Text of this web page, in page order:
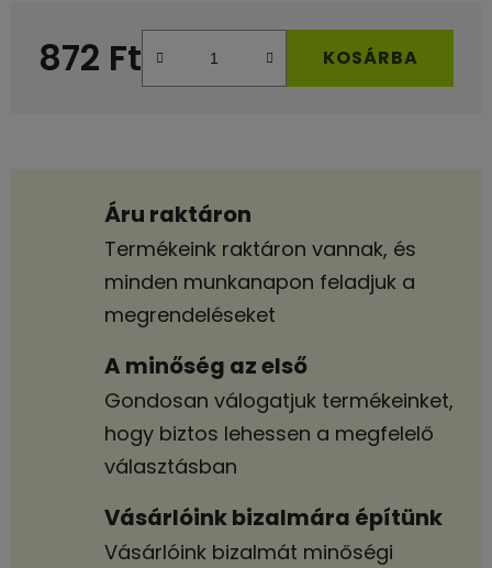
872 Ft KOSÁRBA
Áru raktáron
Termékeink raktáron vannak, és
minden munkanapon feladjuk a
megrendeléseket
A minőség az első
Gondosan válogatjuk termékeinket,
hogy biztos lehessen a megfelelő
választásban
Vásárlóink bizalmára építünk
Vásárlóink bizalmát minőségi